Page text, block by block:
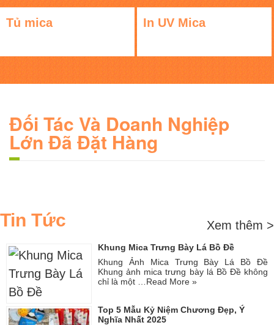
Tủ mica In UV Mica
Đối Tác Và Doanh Nghiệp
Lớn Đã Đặt Hàng
Tin Tức Xem thêm >
Khung Mica Trưng Bày Lá Bồ Đề
Khung Ảnh Mica Trưng Bày Lá Bồ Đề
Khung ảnh mica trưng bày lá Bồ Đề không
chỉ là một … Read More »
Top 5 Mẫu Kỷ Niệm Chương Đẹp, Ý
Nghĩa Nhất 2025